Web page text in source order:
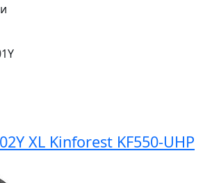
XL Kinforest KF550-UHP